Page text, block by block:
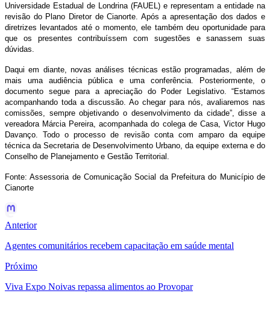
Universidade Estadual de Londrina (FAUEL) e representam a entidade na
revisão do Plano Diretor de Cianorte. Após a apresentação dos dados e
diretrizes levantados até o momento, ele também deu oportunidade para
que os presentes contribuíssem com sugestões e sanassem suas
dúvidas.
Daqui em diante, novas análises técnicas estão programadas, além de
mais uma audiência pública e uma conferência. Posteriormente, o
documento segue para a apreciação do Poder Legislativo. “Estamos
acompanhando toda a discussão. Ao chegar para nós, avaliaremos nas
comissões, sempre objetivando o desenvolvimento da cidade”, disse a
vereadora Márcia Pereira, acompanhada do colega de Casa, Victor Hugo
Davanço. Todo o processo de revisão conta com amparo da equipe
técnica da Secretaria de Desenvolvimento Urbano, da equipe externa e do
Conselho de Planejamento e Gestão Territorial.
Fonte: Assessoria de Comunicação Social da Prefeitura do Município de
Cianorte
Anterior
Agentes comunitários recebem capacitação em saúde mental
Próximo
Viva Expo Noivas repassa alimentos ao Provopar